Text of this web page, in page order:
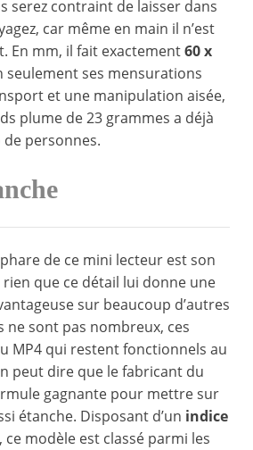
serez contraint de laisser dans
car même en main il n’est
En mm, il fait exactement60 x
seulement ses mensurations
et une manipulation aisée,
plume de 23 grammes a déjà
personnes.
de ce mini lecteur est son
que ce détail lui donne une
sur beaucoup d’autres
ne sont pas nombreux, ces
MP4 qui restent fonctionnels au
peut dire que le fabricant du
gagnante pour mettre sur
étanche. Disposant d’un indice
, ce modèle est classé parmi les